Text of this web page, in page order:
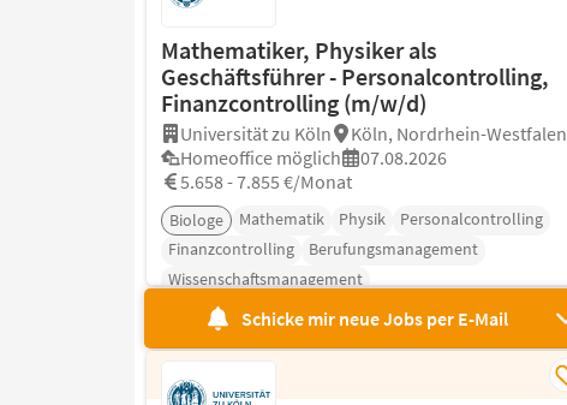
Mathematiker, Physiker als
Geschäftsführer - Personalcontrolling,
Finanzcontrolling (m/w/d)
Universität zu Köln
Köln, Nordrhein-Westfalen
Homeoffice möglich
07.08.2026
5.658 - 7.855 €/Monat
Biologe Mathematik Physik
Personalcontrolling
Finanzcontrolling
Berufungsmanagement
Wissenschaftsmanagement
Schicke mir neue Jobs per E-Mail